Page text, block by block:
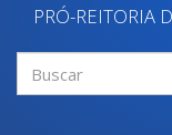
PRÓ-REITORIA
Formulário
de